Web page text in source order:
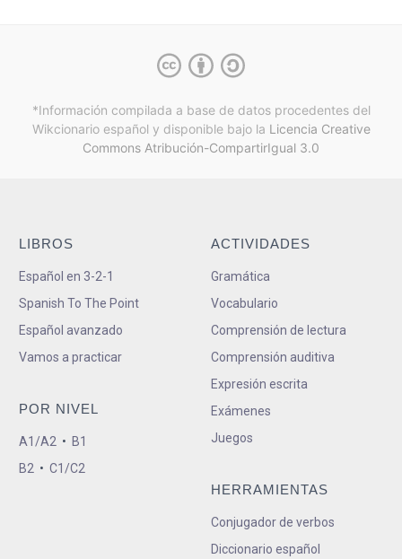
*Información compilada a base de datos procedentes del
Wikcionario español y disponible bajo la Licencia Creative
Commons Atribución-CompartirIgual 3.0
LIBROS
Español en 3-2-1
Spanish To The Point
Español avanzado
Vamos a practicar
POR NIVEL
A1/A2 • B1
B2 • C1/C2
ACTIVIDADES
Gramática
Vocabulario
Comprensión de lectura
Comprensión auditiva
Expresión escrita
Exámenes
Juegos
HERRAMIENTAS
Conjugador de verbos
Diccionario español